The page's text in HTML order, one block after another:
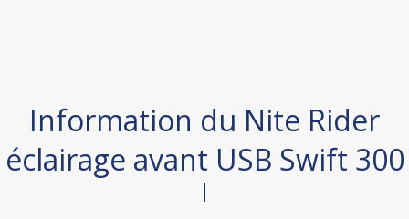
Information du Nite Rider
éclairage avant USB Swift 300